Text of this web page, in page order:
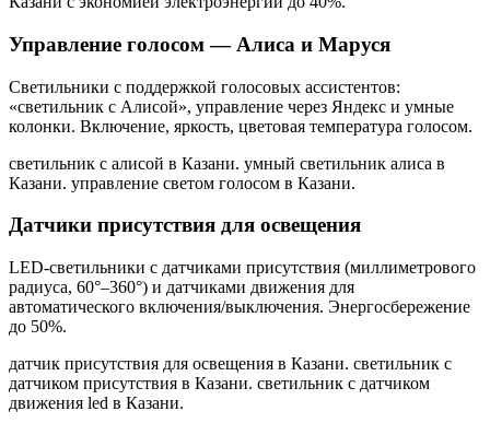
Управление голосом — Алиса и Маруся
Светильники с поддержкой голосовых ассистентов:
«светильник с Алисой», управление через Яндекс и умные
колонки. Включение, яркость, цветовая температура голосом.
светильник с алисой в Казани. умный светильник алиса в
Казани. управление светом голосом в Казани.
Датчики присутствия для освещения
LED-светильники с датчиками присутствия (миллиметрового
радиуса, 60°–360°) и датчиками движения для
автоматического включения/выключения. Энергосбережение
до 50%.
датчик присутствия для освещения в Казани. светильник с
датчиком присутствия в Казани. светильник с датчиком
движения led в Казани.